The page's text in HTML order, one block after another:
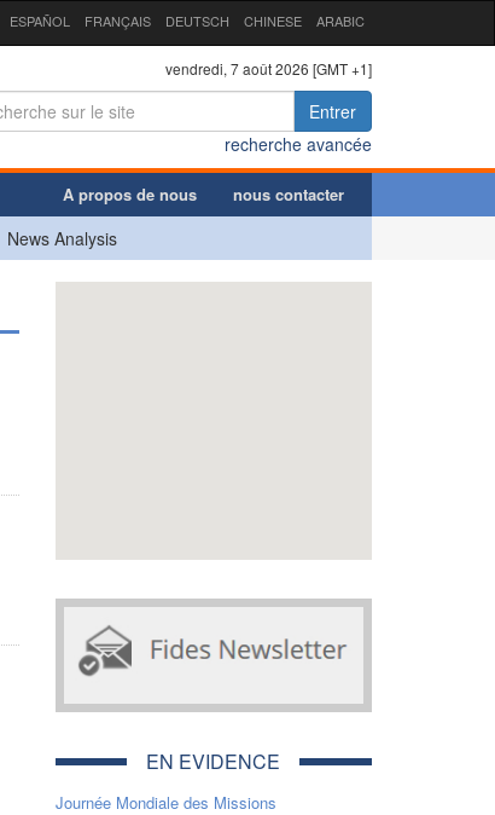
ESPAÑOL FRANÇAIS DEUTSCH CHINESE ARABIC
vendredi, 7 août 2026 [GMT +1]
Entrer
recherche avancée
A propos de nous nous contacter
News Analysis
EN EVIDENCE
Journée Mondiale des Missions